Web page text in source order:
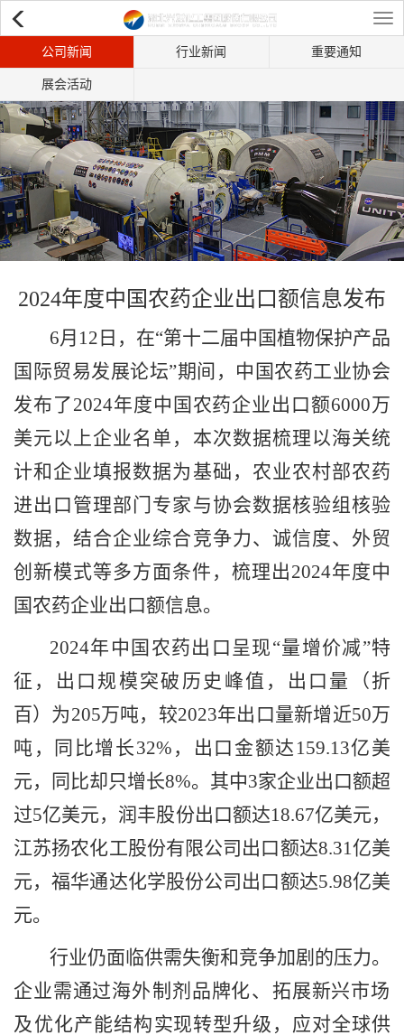
公司新闻 行业新闻 重要通知
展会活动
2024年度中国农药企业出口额信息发布
6月12日，在“第十二届中国植物保护产品
国际贸易发展论坛”期间，中国农药工业协会
发布了2024年度中国农药企业出口额6000万
美元以上企业名单，本次数据梳理以海关统
计和企业填报数据为基础，农业农村部农药
进出口管理部门专家与协会数据核验组核验
数据，结合企业综合竞争力、诚信度、外贸
创新模式等多方面条件，梳理出2024年度中
国农药企业出口额信息。
2024年中国农药出口呈现‌“量增价减”‌特
征，出口规模突破历史峰值，出口量（折
百）为205万吨，较2023年出口量新增近50万
吨，同比增长32%，出口金额达159.13亿美
元，同比却只增长8%。其中3家企业出口额超
过5亿美元，润丰股份出口额达18.67亿美元，
江苏扬农化工股份有限公司出口额达8.31亿美
元，福华通达化学股份公司出口额达5.98亿美
元。
行业仍面临供需失衡和竞争加剧的压力。
企业需通过海外‌制剂品牌化‌、‌拓展新兴市场‌
及‌优化产能结构‌实现转型升级，应对全球供